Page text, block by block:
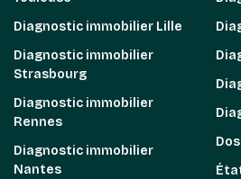
Diagnostic immobilier Lille
Diagnostic immobilier
Strasbourg
Diagnostic immobilier
Rennes
Diagnostic immobilier
Nantes